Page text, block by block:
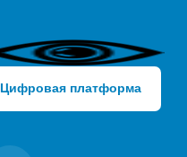
Цифровая платформа